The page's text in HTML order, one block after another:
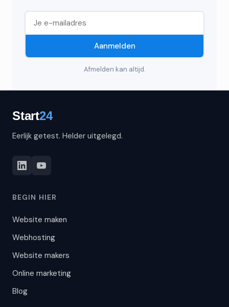
Aanmelden
Afmelden kan altijd.
Eerlijk getest. Helder uitgelegd.
BEGIN HIER
Website maken
Webhosting
Website makers
Online marketing
Blog